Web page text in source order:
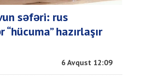
səfəri: rus
hazırlaşır
6 Avqust 12:09